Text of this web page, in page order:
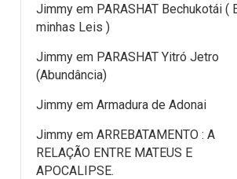
Jimmy em PARASHAT Bechukotái (
minhas Leis )
Jimmy em PARASHAT Yitró Jetro
(Abundância)
Jimmy em Armadura de Adonai
Jimmy em ARREBATAMENTO : A
RELAÇÃO ENTRE MATEUS E
APOCALIPSE.